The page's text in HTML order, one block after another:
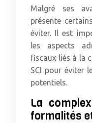
Malgré ses
présente
éviter. Il est
les aspects
fiscaux liés à la
SCI pour éviter
potentiels.
La
formalités